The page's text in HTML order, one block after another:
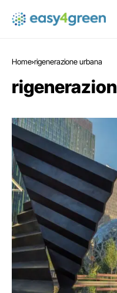
Home rigenerazione urbana